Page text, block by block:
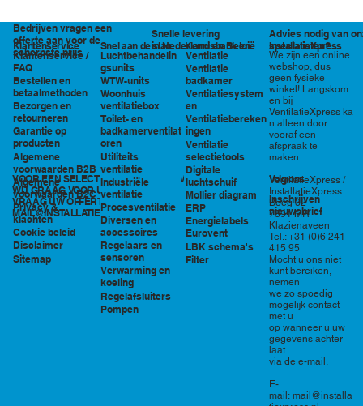
Klantenservice
Klantenservice /
FAQ
Bestellen en
betaalmethoden
Bezorgen en
retourneren
Garantie op
producten
Algemene
voorwaarden B2B
Algemene
voorwaarden B2C
Privacy &
klachten
Cookie beleid
Disclaimer
Sitemap
VOOR EEN SELECTIE EN PRIJSOPGAVE STAAN
WIJ GRAAG VOOR U KLAAR!
VRAAG UW OFFERTE AAN VIA
MAIL@INSTALLATIEXPRESS.NL
Bedrijven vragen een
offerte aan voor de
scherpste prijs
Snelle levering
in Nederland en België
Advies nodig van
specialisten?
Snel aan de slag
Luchtbehandelin
gsunits
WTW-units
Woonhuis
ventilatiebox
Toilet- en
badkamerventilat
oren
Utiliteits
ventilatie
Industriële
ventilatie
Procesventilatie
Diversen en
accessoires
Regelaars en
sensoren
Verwarming en
koeling
Regelafsluiters
Pompen
Kennisbank en
tools
Ventilatie
Ventilatie
badkamer
Ventilatiesystem
en
Ventilatiebereken
ingen
Ventilatie
selectietools
Digitale
luchtschuif
Mollier diagram
ERP
Energielabels
Eurovent
LBK schema's
Filter
We zijn een online
webshop, dus
geen fysieke
winkel! Langskom
en bij
VentilatieXpress ka
n alleen door
vooraf een
afspraak te
maken.
VentilatieXpress /
InstallatieXpress
Boeg 32
7891 MR
Klazienaveen
Tel.: +31 (0)6 241
415 95
Mocht u ons niet
kunt bereiken,
nemen
we zo spoedig
mogelijk contact
met u
op wanneer u uw
gegevens achter
laat
via de e-mail.
E-
mail: mail@installa
InstallatieXpress
Volg ons
Inschrijven
nieuwsbrief